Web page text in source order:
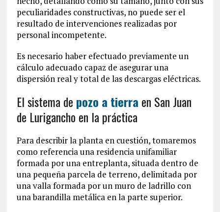
peculiaridades constructivas, no puede ser el
resultado de intervenciones realizadas por
personal incompetente.
Es necesario haber efectuado previamente un
cálculo adecuado capaz de asegurar una
dispersión real y total de las descargas eléctricas.
El sistema de pozo a tierra en San Juan
de Lurigancho en la práctica
Para describir la planta en cuestión, tomaremos
como referencia una residencia unifamiliar
formada por una entreplanta, situada dentro de
una pequeña parcela de terreno, delimitada por
una valla formada por un muro de ladrillo con
una barandilla metálica en la parte superior.